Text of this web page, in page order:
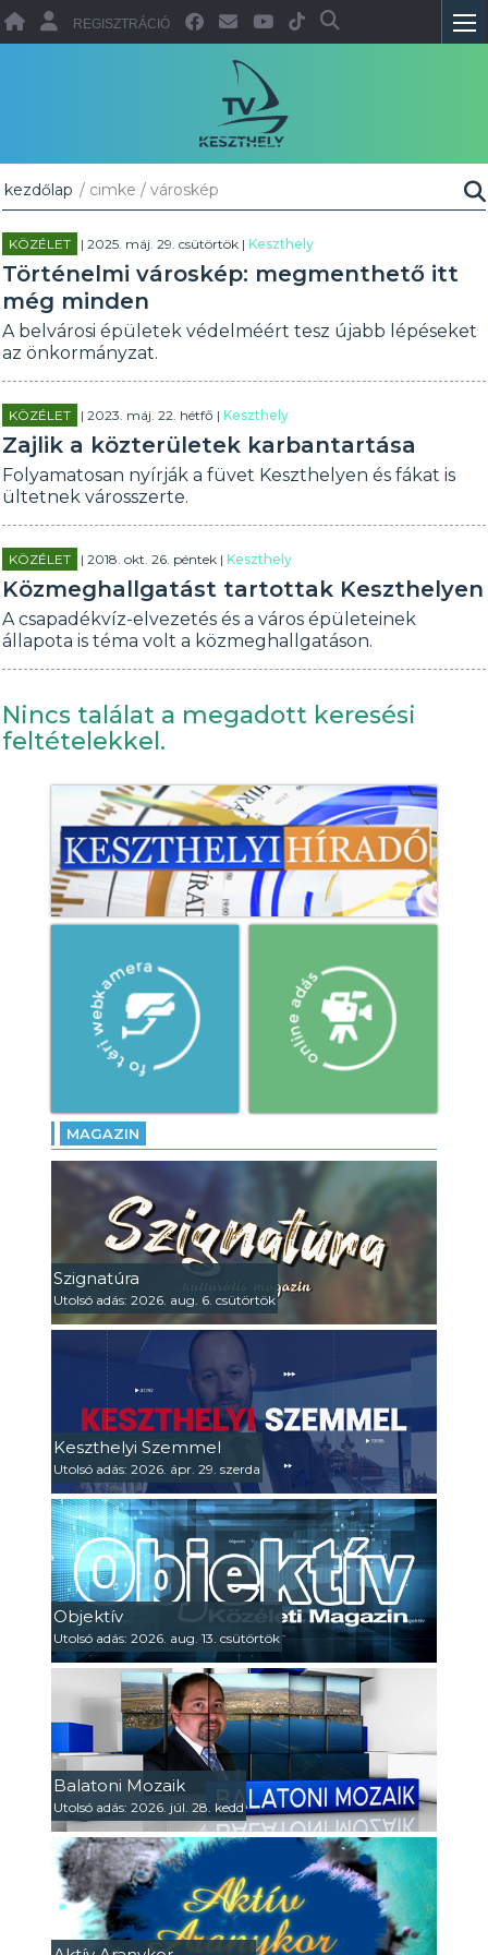
REGISZTRÁCIÓ
kezdőlap / cimke / városkép
KÖZÉLET | 2025. máj. 29. csütörtök |Keszthely
Történelmi városkép: megmenthető itt
még minden
A belvárosi épületek védelméért tesz újabb lépéseket
az önkormányzat.
KÖZÉLET | 2023. máj. 22. hétfő |Keszthely
Zajlik a közterületek karbantartása
Folyamatosan nyírják a füvet Keszthelyen és fákat is
ültetnek városszerte.
KÖZÉLET | 2018. okt. 26. péntek |Keszthely
Közmeghallgatást tartottak Keszthelyen
A csapadékvíz-elvezetés és a város épületeinek
állapota is téma volt a közmeghallgatáson.
Nincs találat a megadott keresési
feltételekkel.
MAGAZIN
Szignatúra
Utolsó adás: 2026. aug. 6. csütörtök
Keszthelyi Szemmel
Utolsó adás: 2026. ápr. 29. szerda
Objektív
Utolsó adás: 2026. aug. 13. csütörtök
Balatoni Mozaik
Utolsó adás: 2026. júl. 28. kedd